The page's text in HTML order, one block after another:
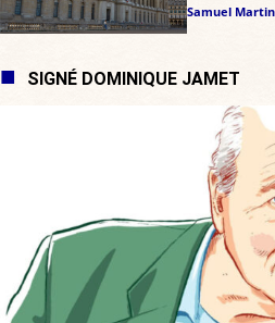
Samuel Martin
SIGNÉ DOMINIQUE JAMET